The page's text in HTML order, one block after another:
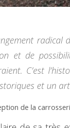
et de
C’est
et un
de la